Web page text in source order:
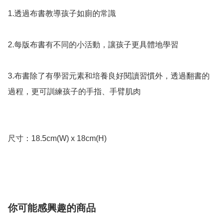
1.透過布書教導孩子如廁的常識
2.每版布書有不同的小活動，讓孩子更具體地學習
3.布書除了有學習元素和培養良好閱讀習慣外，透過翻書的
過程，更可訓練孩子的手指、手臂肌肉
尺寸：18.5cm(W) x 18cm(H)
你可能感興趣的商品